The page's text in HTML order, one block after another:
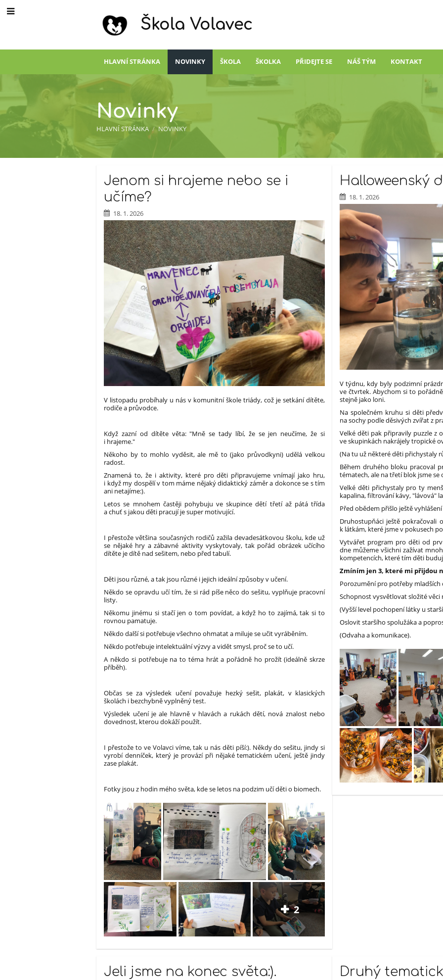
Škola Volavec
HLAVNÍ STRÁNKA NOVINKY ŠKOLA ŠKOLKA PŘIDEJTE SE NÁŠ TÝM KONTAKT
Novinky
HLAVNÍ STRÁNKA / NOVINKY
Novinky
Jenom si hrajeme nebo se i
učíme?
18. 1. 2026
V listopadu probíhaly u nás v komunitní škole triády, což je setkání dítěte,
rodiče a průvodce.
Když zazní od dítěte věta: "Mně se tady líbí, že se jen neučíme, že si
i hrajeme."
Někoho by to mohlo vyděsit, ale mě to (jako průvodkyni) udělá velkou
radost.
Znamená to, že i aktivity, které pro děti připravujeme vnímají jako hru,
i když my dospělí v tom máme nějaký didaktický záměr a dokonce se s tím
ani netajíme:).
Letos se mnohem častěji pohybuju ve skupince dětí třetí až pátá třída
a chuť s jakou děti pracují je super motivující.
I přestože většina současných rodičů zažila devadesátkovou školu, kde už
se nějaké hry a zábavné aktivity vyskytovaly, tak pořád obrázek učícího
dítěte je dítě nad sešitem, nebo před tabulí.
Děti jsou různé, a tak jsou různé i jejich ideální způsoby v učení.
Někdo se opravdu učí tím, že si rád píše něco do sešitu, vyplňuje pracovní
listy.
Někomu jinému si stačí jen o tom povídat, a když ho to zajímá, tak si to
rovnou pamatuje.
Někdo další si potřebuje všechno ohmatat a miluje se učit vyráběním.
Někdo potřebuje intelektuální výzvy a vidět smysl, proč se to učí.
A někdo si potřebuje na to téma hrát a pořádně ho prožít (ideálně skrze
příběh).
Občas se za výsledek učení považuje hezký sešit, plakát, v klasických
školách i bezchybně vyplněný test.
Výsledek učení je ale hlavně v hlavách a rukách dětí, nová znalost nebo
dovednost, kterou dokáží použít.
I přestože to ve Volavci víme, tak u nás děti píší:). Někdy do sešitu, jindy si
vyrobí denníček, který je provází při nějaké tematickém učení, ještě jindy
zase plakát.
Fotky jsou z hodin mého světa, kde se letos na podzim učí děti o biomech.
2
Halloweenský
18. 1. 2026
V týdnu, kdy byly podzimní
ve čtvrtek. Abychom si to
stejně jako loni.
Na společném kruhu si děti
na sochy podle děsivých zvířat z
Velké děti pak připravily puzzle z
ve skupinkách nakrájely tropické
(Na tu už některé děti přichystaly
Během druhého bloku pracoval
tématech, ale na třetí blok jsme se
Velké děti přichystaly pro ty
kapalina, filtrování kávy, "lávová"
Před obědem přišlo ještě
Druhostupňáci ještě pokračovali
k látkám, které jsme v pokusech
Vytvářet program pro děti od
dne můžeme všichni zažívat
kompetencích, které tím děti
Zmíním jen 3, které mi přijdou
Porozumění pro potřeby mladších
Schopnost vysvětlovat složité věci
(Vyšší level pochopení látky u
Oslovit staršího spolužáka a
(Odvaha a komunikace).
Jeli jsme na konec světa:).
Druhý